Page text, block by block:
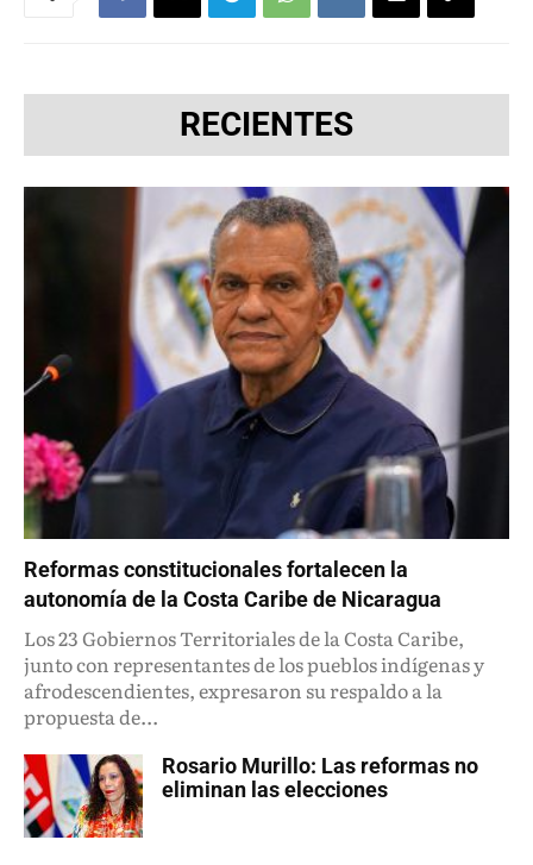
RECIENTES
Reformas constitucionales fortalecen la
autonomía de la Costa Caribe de Nicaragua
Los 23 Gobiernos Territoriales de la Costa Caribe,
junto con representantes de los pueblos indígenas y
afrodescendientes, expresaron su respaldo a la
propuesta de...
Rosario Murillo: Las reformas no
eliminan las elecciones